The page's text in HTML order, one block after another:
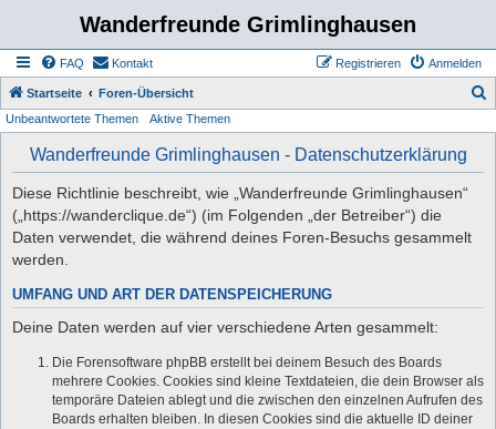
Wanderfreunde Grimlinghausen
FAQ Kontakt Anmelden
Registrieren
Startseite Foren-Übersicht
Unbeantwortete Themen Aktive Themen
Wanderfreunde Grimlinghausen - Datenschutzerklärung
Diese Richtlinie beschreibt, wie „Wanderfreunde Grimlinghausen“
(„https://wanderclique.de“) (im Folgenden „der Betreiber“) die
Daten verwendet, die während deines Foren-Besuchs gesammelt
werden.
UMFANG UND ART DER DATENSPEICHERUNG
Deine Daten werden auf vier verschiedene Arten gesammelt:
Die Forensoftware phpBB erstellt bei deinem Besuch des Boards
mehrere Cookies. Cookies sind kleine Textdateien, die dein Browser als
temporäre Dateien ablegt und die zwischen den einzelnen Aufrufen des
Boards erhalten bleiben. In diesen Cookies sind die aktuelle ID deiner